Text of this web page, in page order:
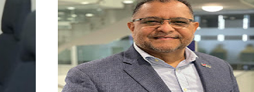
la Comunidad y Ejército RD
Corte de Justicia.
del gobierno